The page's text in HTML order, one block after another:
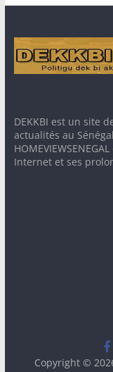
DEKKBI est un site
actualités au
Internet et ses
Copyright ©